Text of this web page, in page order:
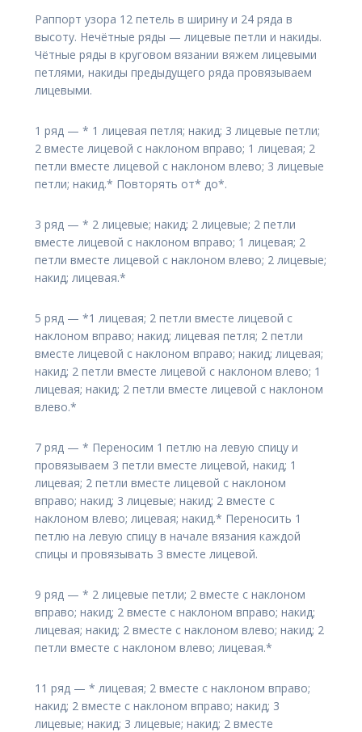
Раппорт узора 12 петель в ширину и 24 ряда в
высоту. Нечётные ряды — лицевые петли и накиды.
Чётные ряды в круговом вязании вяжем лицевыми
петлями, накиды предыдущего ряда провязываем
лицевыми.
1 ряд — * 1 лицевая петля; накид; 3 лицевые петли;
2 вместе лицевой с наклоном вправо; 1 лицевая; 2
петли вместе лицевой с наклоном влево; 3 лицевые
петли; накид.* Повторять от* до*.
3 ряд — * 2 лицевые; накид; 2 лицевые; 2 петли
вместе лицевой с наклоном вправо; 1 лицевая; 2
петли вместе лицевой с наклоном влево; 2 лицевые;
накид; лицевая.*
5 ряд — *1 лицевая; 2 петли вместе лицевой с
наклоном вправо; накид; лицевая петля; 2 петли
вместе лицевой с наклоном вправо; накид; лицевая;
накид; 2 петли вместе лицевой с наклоном влево; 1
лицевая; накид; 2 петли вместе лицевой с наклоном
влево.*
7 ряд — * Переносим 1 петлю на левую спицу и
провязываем 3 петли вместе лицевой, накид; 1
лицевая; 2 петли вместе лицевой с наклоном
вправо; накид; 3 лицевые; накид; 2 вместе с
наклоном влево; лицевая; накид.* Переносить 1
петлю на левую спицу в начале вязания каждой
спицы и провязывать 3 вместе лицевой.
9 ряд — * 2 лицевые петли; 2 вместе с наклоном
вправо; накид; 2 вместе с наклоном вправо; накид;
лицевая; накид; 2 вместе с наклоном влево; накид; 2
петли вместе с наклоном влево; лицевая.*
11 ряд — * лицевая; 2 вместе с наклоном вправо;
накид; 2 вместе с наклоном вправо; накид; 3
лицевые; накид; 3 лицевые; накид; 2 вместе